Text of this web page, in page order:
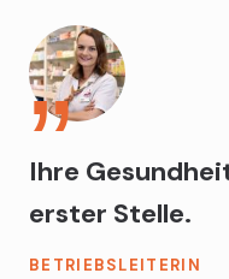
Ihre
erster Stelle.
BETRIEBSLEITERIN